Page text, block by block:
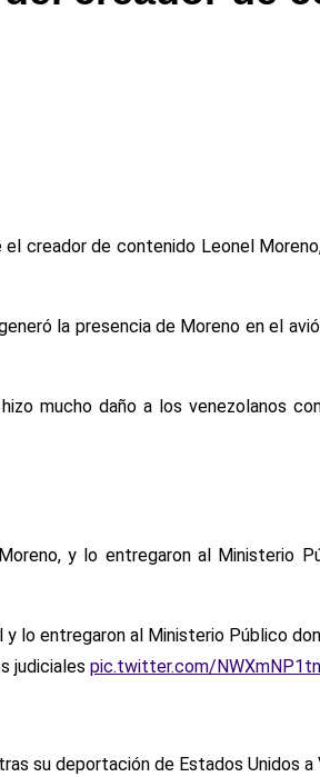
creador de contenido Leonel
la presencia de Moreno en el
mucho daño a los venezolanos
y lo entregaron al Ministerio
lo entregaron al Ministerio Público
judiciales pic.twitter.com/
su deportación de Estados Unidos a